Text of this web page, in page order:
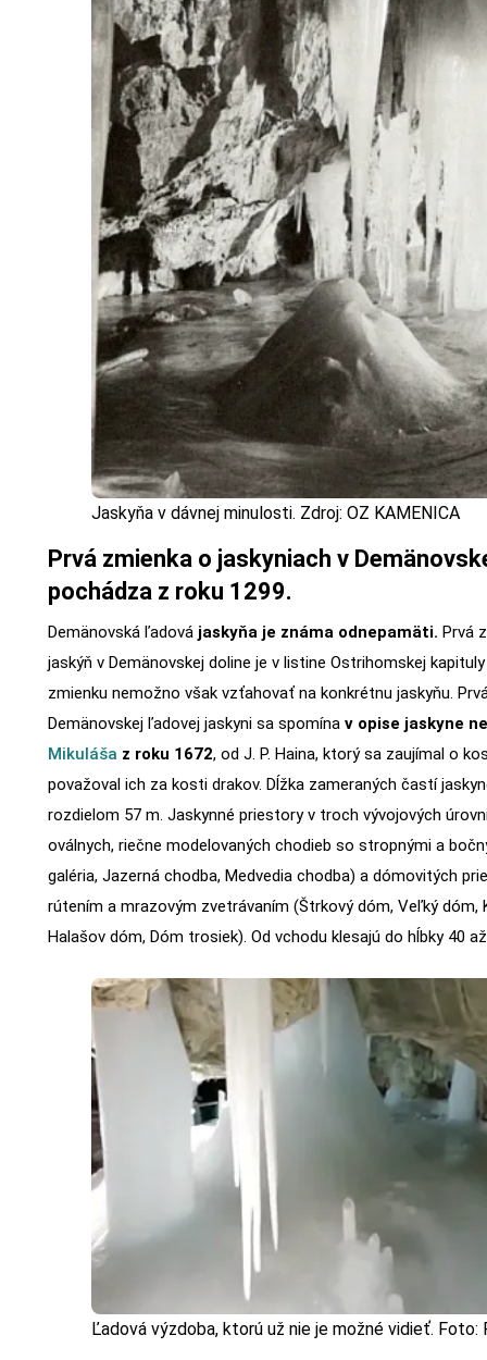
Jaskyňa v dávnej minulosti. Zdroj: OZ KAMENICA
Prvá zmienka o jaskyniach v
pochádza z roku 1299.
Demänovská ľadová jaskyňa je známa odnepamäti. Prvá
jaskýň v Demänovskej doline je v listine Ostrihomskej
zmienku nemožno však vzťahovať na konkrétnu jaskyňu.
Demänovskej ľadovej jaskyni sa spomína v opise jaskyne
Mikuláša z roku 1672, od J. P. Haina, ktorý sa zaujímal o
považoval ich za kosti drakov. Dĺžka zameraných častí
rozdielom 57 m. Jaskynné priestory v troch vývojových
oválnych, riečne modelovaných chodieb so stropnými a
galéria, Jazerná chodba, Medvedia chodba) a dómovitých
rútením a mrazovým zvetrávaním (Štrkový dóm, Veľký dóm,
Halašov dóm, Dóm trosiek). Od vchodu klesajú do hĺbky 40
Ľadová výzdoba, ktorú už nie je možné vidieť. Foto: